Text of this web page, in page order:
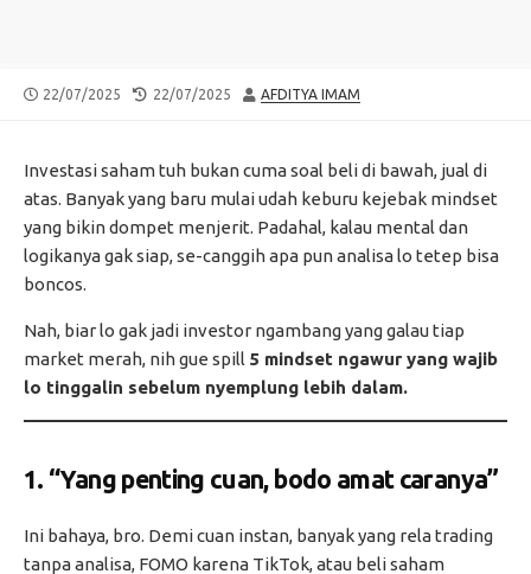
PUBLISHED
22/07/2025
LAST
22/07/2025 AUTHOR
AFDITYA IMAM
Investasi saham tuh bukan cuma soal beli di bawah, jual di
atas. Banyak yang baru mulai udah keburu kejebak mindset
yang bikin dompet menjerit. Padahal, kalau mental dan
logikanya gak siap, se-canggih apa pun analisa lo tetep bisa
boncos.
Nah, biar lo gak jadi investor ngambang yang galau tiap
market merah, nih gue spill 5 mindset ngawur yang wajib
lo tinggalin sebelum nyemplung lebih dalam.
1. “Yang penting cuan, bodo amat caranya”
Ini bahaya, bro. Demi cuan instan, banyak yang rela trading
tanpa analisa, FOMO karena TikTok, atau beli saham